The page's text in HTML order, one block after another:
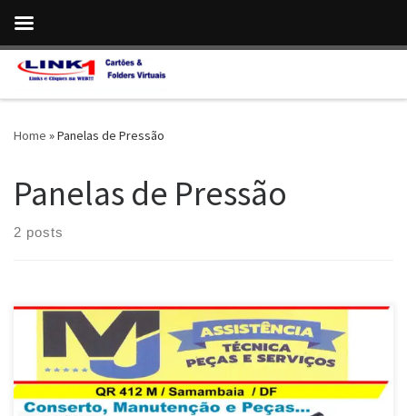
Skip to content
Home »Panelas de Pressão
Panelas de Pressão
2 posts